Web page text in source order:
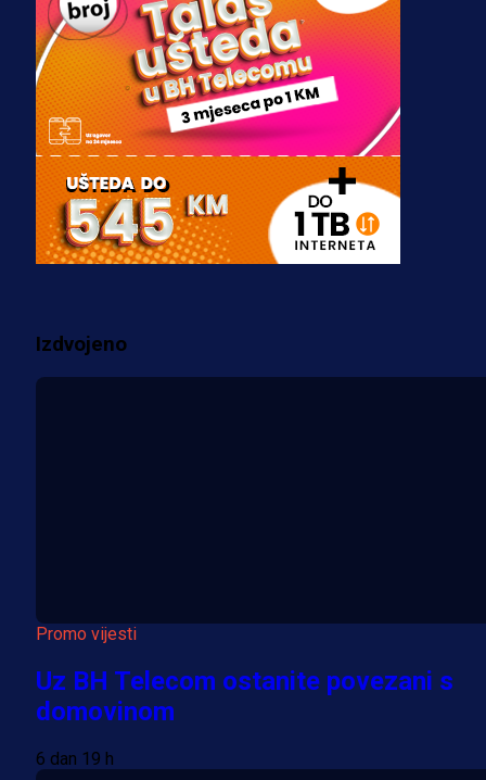
Zmajevi dobili veliko pojačanje:
Fudbaler Olympiacosa želi obući
dres BiH!
3 sedmica 3 dan
Premijer liga BiH
Misimović priveden: SIPA ga tereti
za pranje novca, pretresaju
prostorije FK Borac!
Više vijesti
Izdvojeno
Promo vijesti
Uz BH Telecom ostanite povezani s
domovinom
6 dan 19 h